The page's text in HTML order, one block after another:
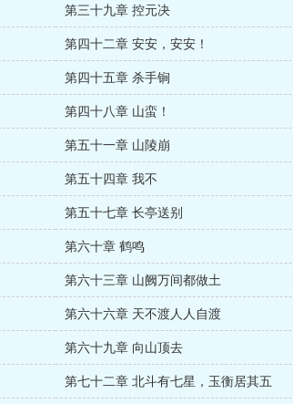
第三十九章 控元决
第四十二章 安安，安安！
第四十五章 杀手锏
第四十八章 山蛮！
第五十一章 山陵崩
第五十四章 我不
第五十七章 长亭送别
第六十章 鹤鸣
第六十三章 山阙万间都做土
第六十六章 天不渡人人自渡
第六十九章 向山顶去
第七十二章 北斗有七星，玉衡居其五